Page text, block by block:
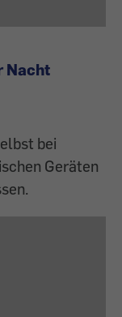
Nacht
bei
Geräten